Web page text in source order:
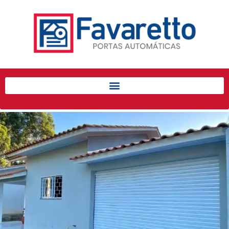
Início
Produtos
Porta de Enrolar Automática
Automatizadores
Acessórios Para Portas de
Enrolar
Pintura eletrostática
Portfólio
Contato